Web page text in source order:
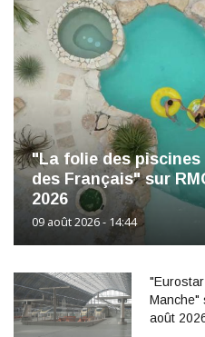
"La folie des
des Français" sur
2026
09 août 2026 - 14:44
Manche"
août